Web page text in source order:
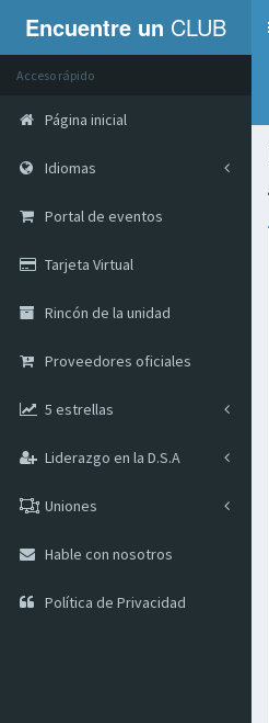
Encuentre un CLUB
Acceso rápido
Página inicial
Idiomas
Portal de eventos
Tarjeta Virtual
Rincón de la unidad
Proveedores oficiales
5 estrellas
Liderazgo en la D.S.A
Uniones
Hable con nosotros
Política de Privacidad